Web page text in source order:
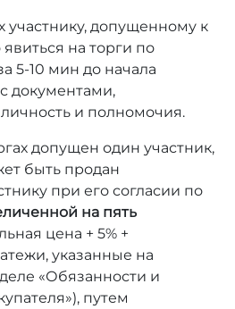
участнику, допущенному к
на торги по
5-10 мин до начала
документами,
и полномочия.
допущен один участник,
быть продан
при его согласии по
на пять
цена + 5% +
указанные на
«Обязанности и
путем